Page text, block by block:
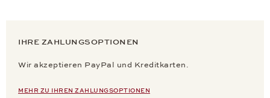
IHRE ZAHLUNGSOPTIONEN
Wir akzeptieren PayPal und Kreditkarten.
MEHR ZU IHREN ZAHLUNGSOPTIONEN